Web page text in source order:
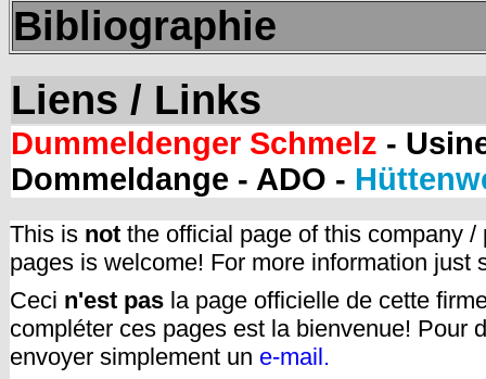
Bibliographie
Liens / Links
Dummeldenger Schmelz -
Dommeldange - ADO -
This is not the official page of this company
pages is welcome! For more information just
Ceci n'est pas la page officielle de cette
compléter ces pages est la bienvenue! Pour
envoyer simplement un e-mail.